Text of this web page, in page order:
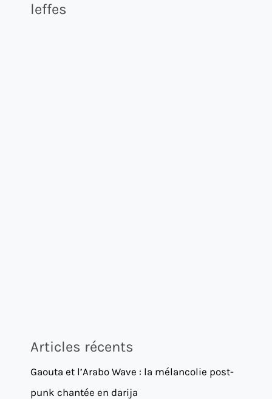
leffes
Articles récents
Gaouta et l’Arabo Wave : la mélancolie post-
punk chantée en darija